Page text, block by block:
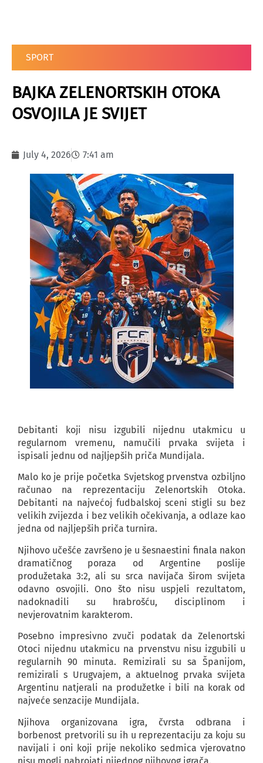
SPORT
BAJKA ZELENORTSKIH OTOKA
OSVOJILA JE SVIJET
July 4, 2026 7:41 am
Debitanti koji nisu izgubili nijednu utakmicu u
regularnom vremenu, namučili prvaka svijeta i
ispisali jednu od najljepših priča Mundijala.
Malo ko je prije početka Svjetskog prvenstva ozbiljno
računao na reprezentaciju Zelenortskih Otoka.
Debitanti na najvećoj fudbalskoj sceni stigli su bez
velikih zvijezda i bez velikih očekivanja, a odlaze kao
jedna od najljepših priča turnira.
Njihovo učešće završeno je u šesnaestini finala nakon
dramatičnog poraza od Argentine poslije
produžetaka 3:2, ali su srca navijača širom svijeta
odavno osvojili. Ono što nisu uspjeli rezultatom,
nadoknadili su hrabrošću, disciplinom i
nevjerovatnim karakterom.
Posebno impresivno zvuči podatak da Zelenortski
Otoci nijednu utakmicu na prvenstvu nisu izgubili u
regularnih 90 minuta. Remizirali su sa Španijom,
remizirali s Urugvajem, a aktuelnog prvaka svijeta
Argentinu natjerali na produžetke i bili na korak od
najveće senzacije Mundijala.
Njihova organizovana igra, čvrsta odbrana i
borbenost pretvorili su ih u reprezentaciju za koju su
navijali i oni koji prije nekoliko sedmica vjerovatno
nisu mogli nabrojati nijednog njihovog igrača.